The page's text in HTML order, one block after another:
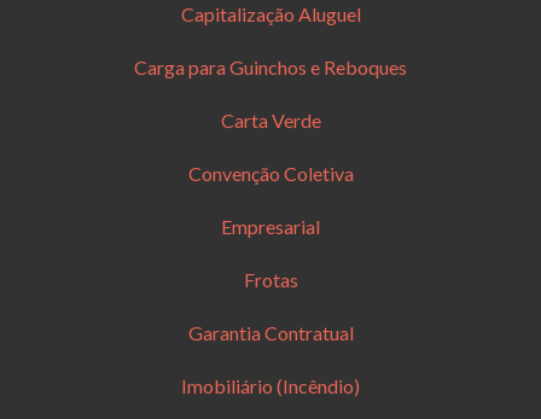
Capitalização Aluguel
Carga para Guinchos e Reboques
Carta Verde
Convenção Coletiva
Empresarial
Frotas
Garantia Contratual
Imobiliário (Incêndio)